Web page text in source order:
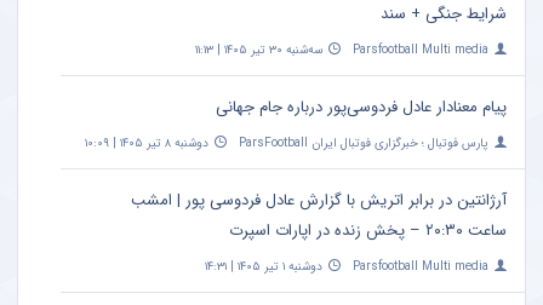
شرایط جنگی + سند
Parsfootball Multi media سه‌شنبه ۳۰ تیر ۱۴۰۵ | ۱۱:۱۳
پیام معنادار عادل فردوسی‌پور درباره جام جهانی
پارس فوتبال ؛ خبرگزاری فوتبال ایران ParsFootball دوشنبه ۸ تیر ۱۴۰۵ | ۱۰:۰۹
آرژانتین در برابر اتریش با گزارش عادل فردوسی پور | امشب
ساعت ۲۰:۳۰ – پخش زنده در اپارات اسپرت
Parsfootball Multi media دوشنبه ۱ تیر ۱۴۰۵ | ۱۴:۳۱